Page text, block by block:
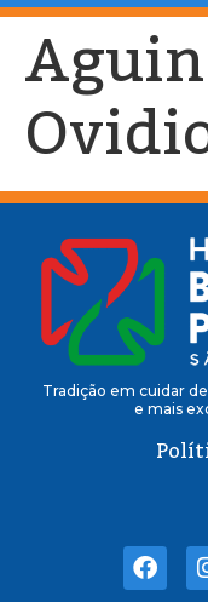
Tradição em cuidar
e mais